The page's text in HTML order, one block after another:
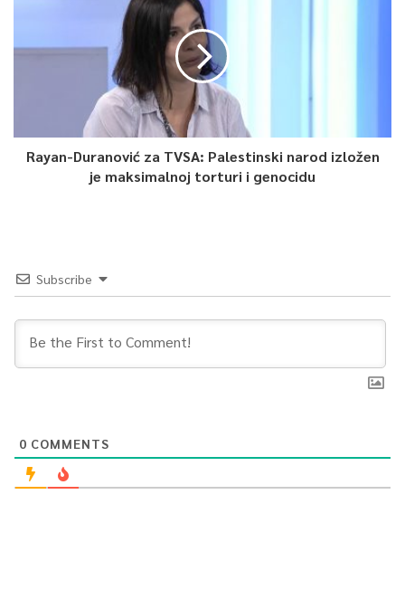
0
Rayan-Duranović za TVSA: Palestinski narod izložen
je maksimalnoj torturi i genocidu
Subscribe
0 COMMENTS